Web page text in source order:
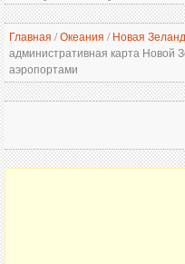
Главная /Океания / Новая
административная карта Новой
аэропортами